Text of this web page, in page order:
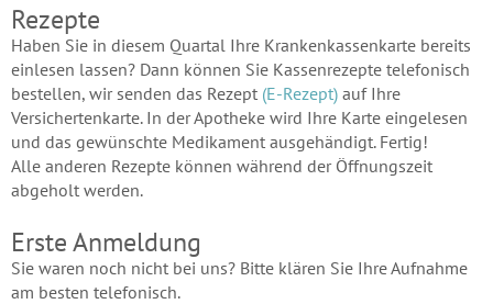
Rezepte
Haben Sie in diesem Quartal Ihre Krankenkassenkarte bereits
einlesen lassen? Dann können Sie Kassenrezepte telefonisch
bestellen, wir senden das Rezept (E-Rezept) auf Ihre
Versichertenkarte. In der Apotheke wird Ihre Karte eingelesen
und das gewünschte Medikament ausgehändigt. Fertig!
Alle anderen Rezepte können während der Öffnungszeit
abgeholt werden.
Erste Anmeldung
Sie waren noch nicht bei uns? Bitte klären Sie Ihre Aufnahme
am besten telefonisch.